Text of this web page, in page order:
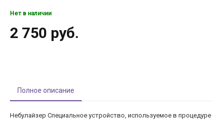
Нет в наличии
2 750 руб.
Полное описание
Небулайзер Специальное устройство, используемое в процедуре